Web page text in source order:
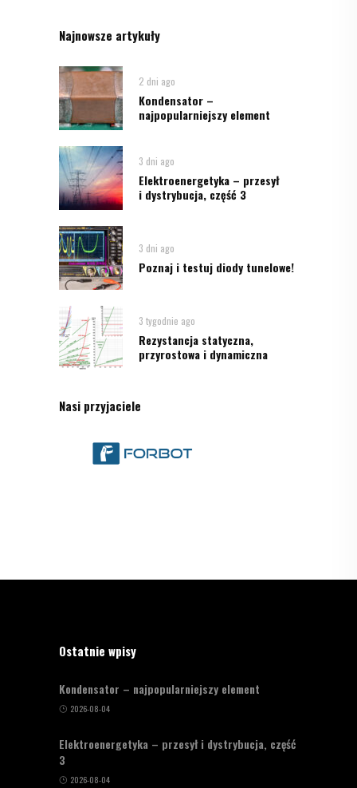
Najnowsze artykuły
2 dni ago
Kondensator –
najpopularniejszy element
3 dni ago
Elektroenergetyka – przesył
i dystrybucja, część 3
3 dni ago
Poznaj i testuj diody tunelowe!
3 tygodnie ago
Rezystancja statyczna,
przyrostowa i dynamiczna
Nasi przyjaciele
Ostatnie wpisy
Kondensator – najpopularniejszy element
2026-08-04
Elektroenergetyka – przesył i dystrybucja, część
3
2026-08-04